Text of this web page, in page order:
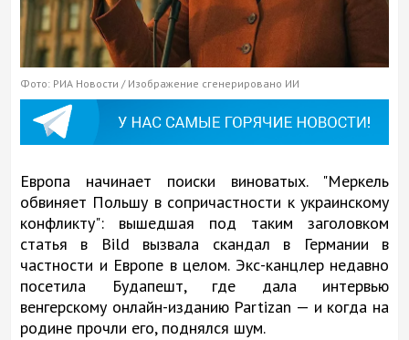
Фото: РИА Новости / Изображение сгенерировано ИИ
Европа начинает поиски виноватых. "Меркель
обвиняет Польшу в сопричастности к украинскому
конфликту": вышедшая под таким заголовком
статья в Bild вызвала скандал в Германии в
частности и Европе в целом. Экс-канцлер недавно
посетила Будапешт, где дала интервью
венгерскому онлайн-изданию Partizan — и когда на
родине прочли его, поднялся шум.